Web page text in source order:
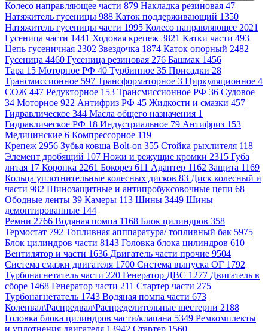
Колесо направляющее части 879 Накладка резиновая 47
Натяжитель гусеницы 988 Каток поддерживающий 1350
Натяжитель гусеницы части 1995 Колесо направляющее 2021
Гусеница части 1441 Ходовая крепеж 3821 Катки части 493
Цепь гусеничная 2302 Звездочка 1874 Каток опорный 2482
Гусеница 4460 Гусеница резиновая 276 Башмак 1456
Тара 15 Моторное РФ 40 Турбинное 35 Присадки 28
Трансмиссионное 597 Трансформаторное 3 Циркуляционное 4
СОЖ 447 Редукторное 153 Трансмиссионное РФ 36 Судовое
34 Моторное 922 Антифриз РФ 45 Жидкости и смазки 457
Гидравлическое 344 Масла общего назначения 1
Гидравлическое РФ 18 Индустриальное 79 Антифриз 153
Медицинские 6 Компрессорное 119
Крепеж 2956 Зубья ковша Bolt-on 355 Стойка рыхлителя 118
Элемент дробящий 107 Ножи и режущие кромки 2315 Губа
литая 17 Коронка 2261 Бокорез 611 Адаптер 1162 Защита 1169
Кольца уплотнительные колесных дисков 83 Диск колесный и
части 982 Шинозащитные и антипробуксовочные цепи 68
Ободные ленты 39 Камеры 113 Шины 3449 Шины
демонтированные 144
Ремни 2766 Водяная помпа 1168 Блок цилиндров 358
Термостат 792 Топливная апппаратура/ топливный бак 5975
Блок цилиндров части 8143 Головка блока цилиндров 610
Вентилятор и части 1636 Двигатель части прочие 9504
Система смазки двигателя 1700 Система выпуска ОГ 1792
Турбонагнетатель части 220 Генератор ДВС 1277 Двигатель в
сборе 1468 Генератор части 211 Стартер части 275
Турбонагнетатель 1743 Водяная помпа части 673
Коленвал\Распредвал\Распределительные шестерни 2188
Головка блока цилиндров части/клапана 5349 Ремкомплекты